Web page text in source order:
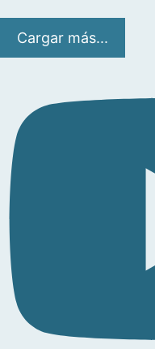
Cargar más...